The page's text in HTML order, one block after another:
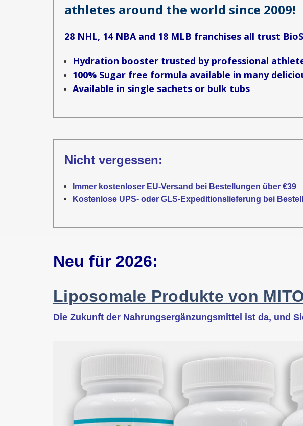
athletes around the world since 2009!
28 NHL, 14 NBA and 18 MLB franchises all trust
Hydration booster trusted by professional
100% Sugar free formula available in many
Available in single sachets or bulk tubs
Nicht vergessen:
Immer kostenloser EU-Versand bei Bestellungen über €39
Kostenlose UPS- oder GLS-Expeditionslieferung bei
Neu für 2026:
Liposomale Produkte von
Die Zukunft der Nahrungsergänzungsmittel ist da, und